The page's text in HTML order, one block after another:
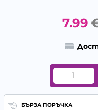
7.99
БЪРЗА ПОРЪЧКА